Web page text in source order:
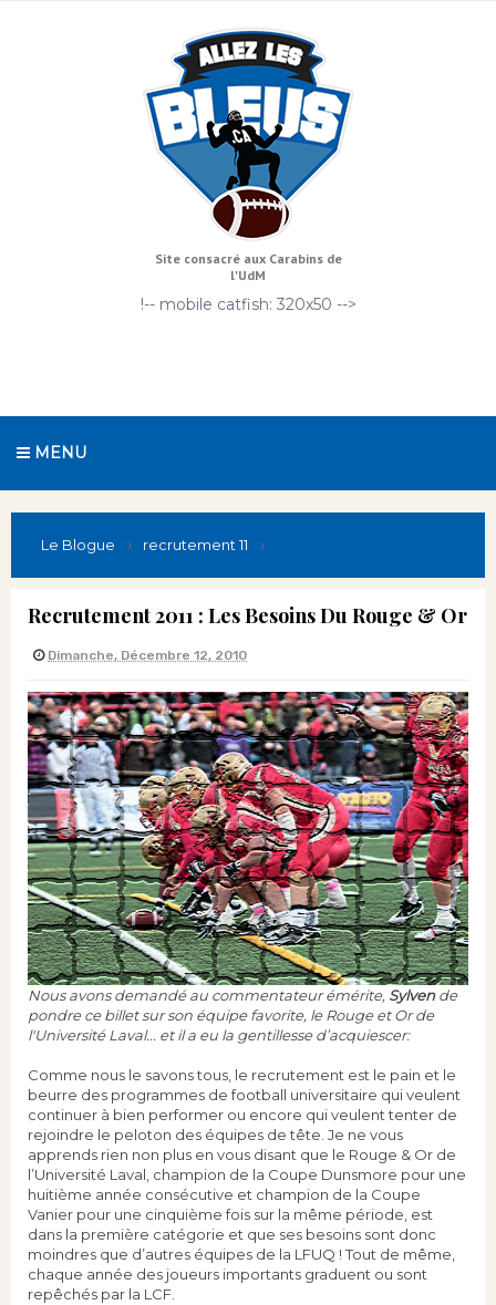
Site consacré aux Carabins de
l'UdM
!-- mobile catfish: 320x50 -->
MENU
Le Blogue recrutement 11
Recrutement 2011 : Les Besoins Du Rouge & Or
Dimanche, Décembre 12, 2010
Nous avons demandé au commentateur émérite, Sylvende
pondre ce billet sur son équipe favorite, le Rouge et Or de
l'Université Laval... et il a eu la gentillesse d’acquiescer:
Comme nous le savons tous, le recrutement est le pain et le
beurre des programmes de football universitaire qui veulent
continuer à bien performer ou encore qui veulent tenter de
rejoindre le peloton des équipes de tête. Je ne vous
apprends rien non plus en vous disant que le Rouge & Or de
l’Université Laval, champion de la Coupe Dunsmore pour une
huitième année consécutive et champion de la Coupe
Vanier pour une cinquième fois sur la même période, est
dans la première catégorie et que ses besoins sont donc
moindres que d’autres équipes de la LFUQ ! Tout de même,
chaque année des joueurs importants graduent ou sont
repêchés par la LCF.